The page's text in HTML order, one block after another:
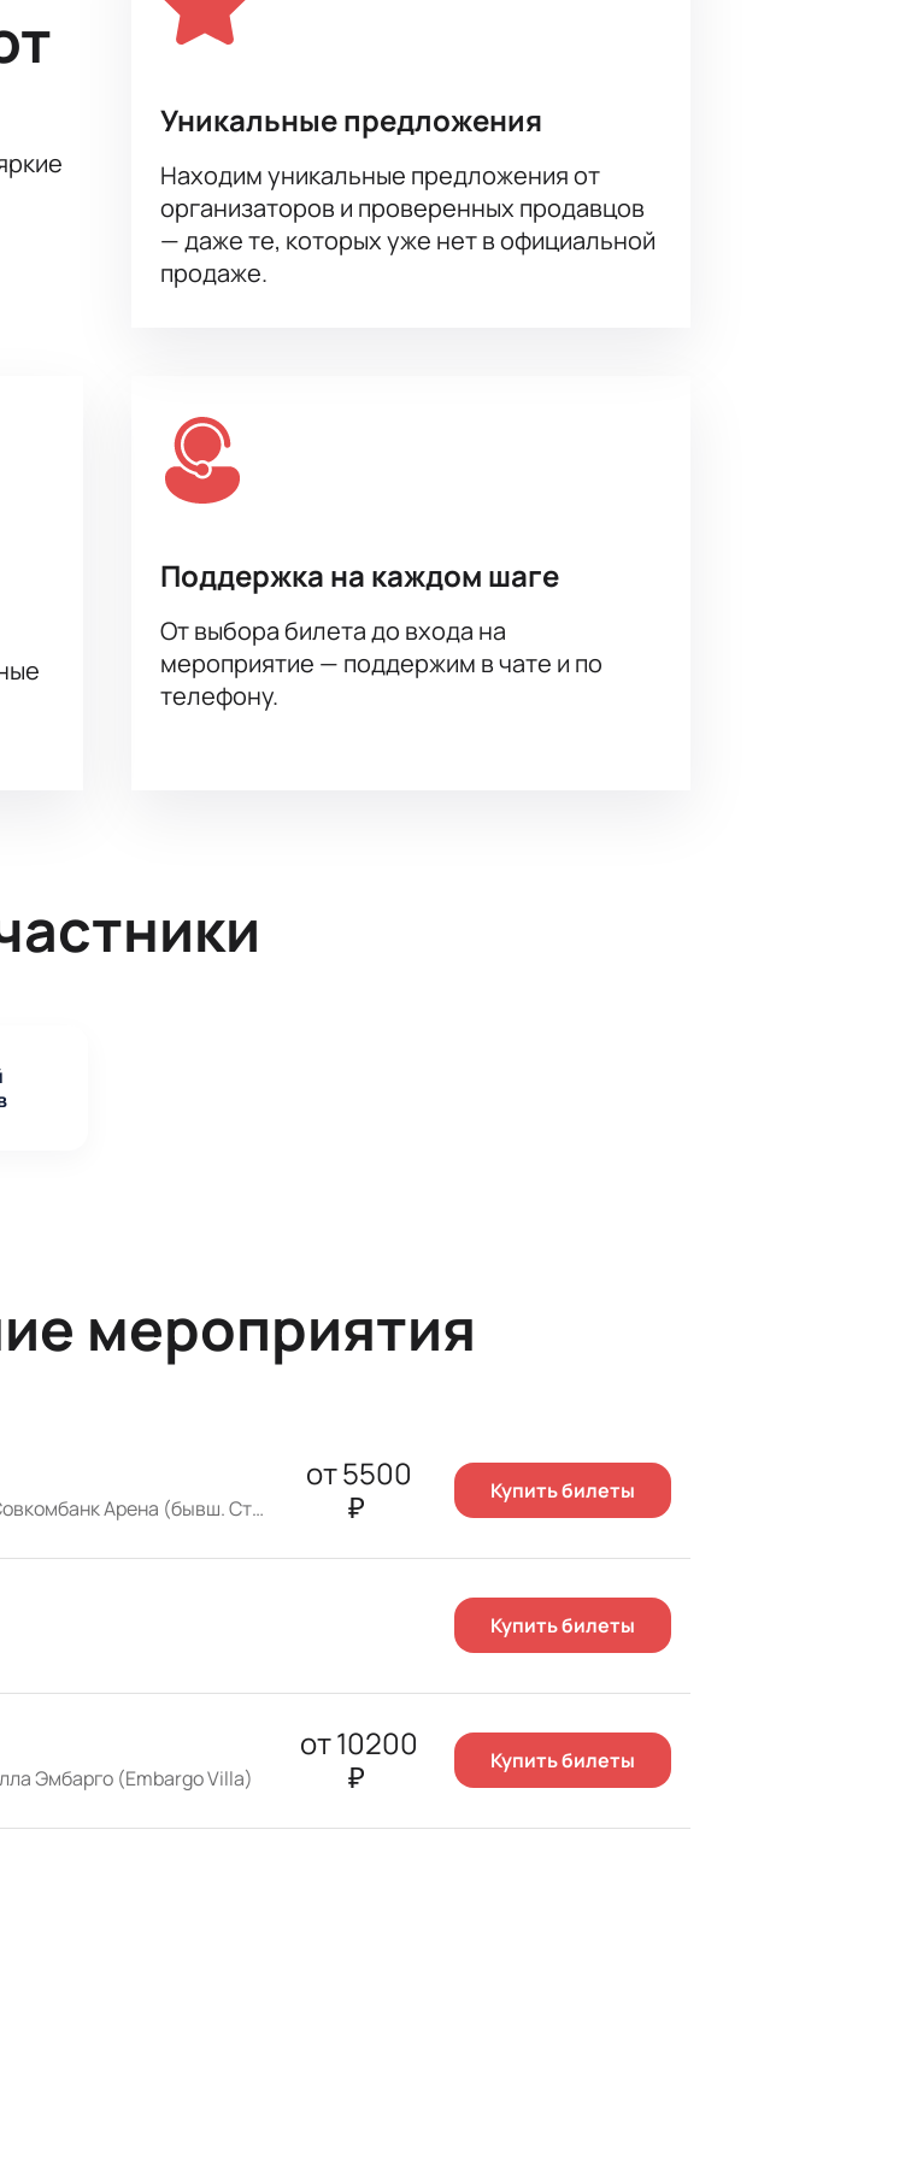
и услышать живое выступление культовой российской группы.
Уникальные предложения
Находим уникальные предложения от
организаторов и проверенных продавцов
— даже те, которых уже нет в официальной
продаже.
Поддержка на каждом шаге
От выбора билета до входа на
мероприятие — поддержим в чате и по
телефону.
мероприятия
Нижний Новгород, Совкомбанк Арена (бывш. Стадион «Нижний Новгород»)
от5500
₽
Купить билеты
Купить билеты
Эмбарго (Embargo Villa)
от10200
₽
Купить билеты